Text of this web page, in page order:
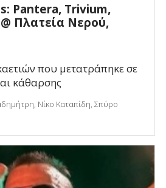
Pantera, Trivium,
Πλατεία Νερού,
που μετατράπηκε σε
κάθαρσης
Νίκο Καταπίδη, Σπύρο